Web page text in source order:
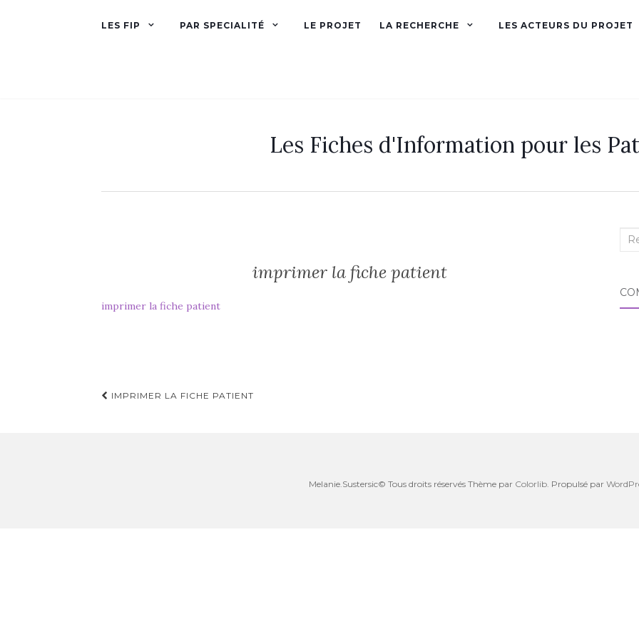
LES FIP PAR SPECIALITÉ LE PROJET LA RECHERCHE LES ACTEURS DU PROJET
Les Fiches d'Information pour les
imprimer la fiche patient
imprimer la fiche patient
Navigation
IMPRIMER LA FICHE PATIENT
Melanie.Sustersic© Tous droits réservés Thème par Colorlib. Propulsé par